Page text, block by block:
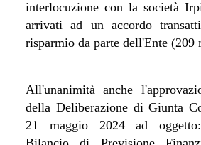
interlocuzione con la società
arrivati ad un accordo
risparmio da parte dell'Ente (209
All'unanimità anche
della Deliberazione di Giunta
21 maggio 2024 ad